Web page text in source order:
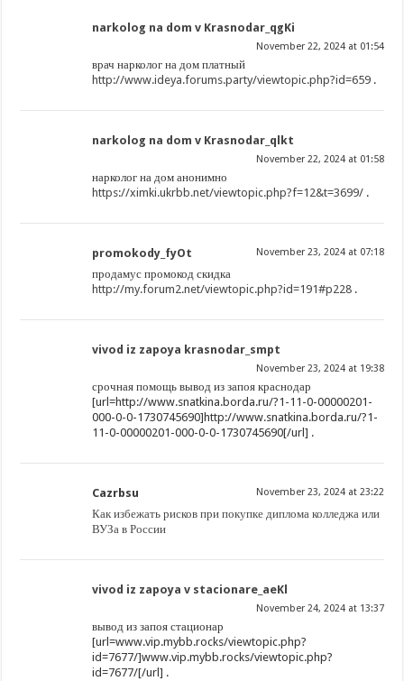
narkolog na dom v Krasnodar_qgKi
November 22, 2024 at 01:54
врач нарколог на дом платный
http://www.ideya.forums.party/viewtopic.php?id=659 .
narkolog na dom v Krasnodar_qlkt
November 22, 2024 at 01:58
нарколог на дом анонимно
https://ximki.ukrbb.net/viewtopic.php?f=12&t=3699/ .
promokody_fyOt November 23, 2024 at 07:18
продамус промокод скидка
http://my.forum2.net/viewtopic.php?id=191#p228 .
vivod iz zapoya krasnodar_smpt
November 23, 2024 at 19:38
срочная помощь вывод из запоя краснодар
[url=http://www.snatkina.borda.ru/?1-11-0-00000201-
000-0-0-1730745690]http://www.snatkina.borda.ru/?1-
11-0-00000201-000-0-0-1730745690[/url] .
Cazrbsu November 23, 2024 at 23:22
Как избежать рисков при покупке диплома колледжа или
ВУЗа в России
vivod iz zapoya v stacionare_aeKl
November 24, 2024 at 13:37
вывод из запоя стационар
[url=www.vip.mybb.rocks/viewtopic.php?
id=7677/]www.vip.mybb.rocks/viewtopic.php?
id=7677/[/url] .